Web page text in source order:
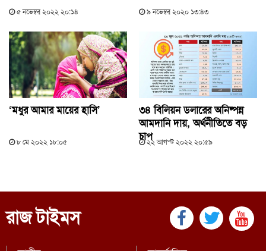
৫ নভেম্বর ২০২২ ২০:১৪ ৯ নভেম্বর ২০২০ ১৩:৪৩
‘মধুর আমার মায়ের হাসি’
৮ মে ২০২২ ১৮:০৫
৩৪ বিলিয়ন ডলারের অনিষ্পন্ন
আমদানি দায়, অর্থনীতিতে বড়
চাপ২২ আগস্ট ২০২২ ২০:৫৯
রাজ টাইমস